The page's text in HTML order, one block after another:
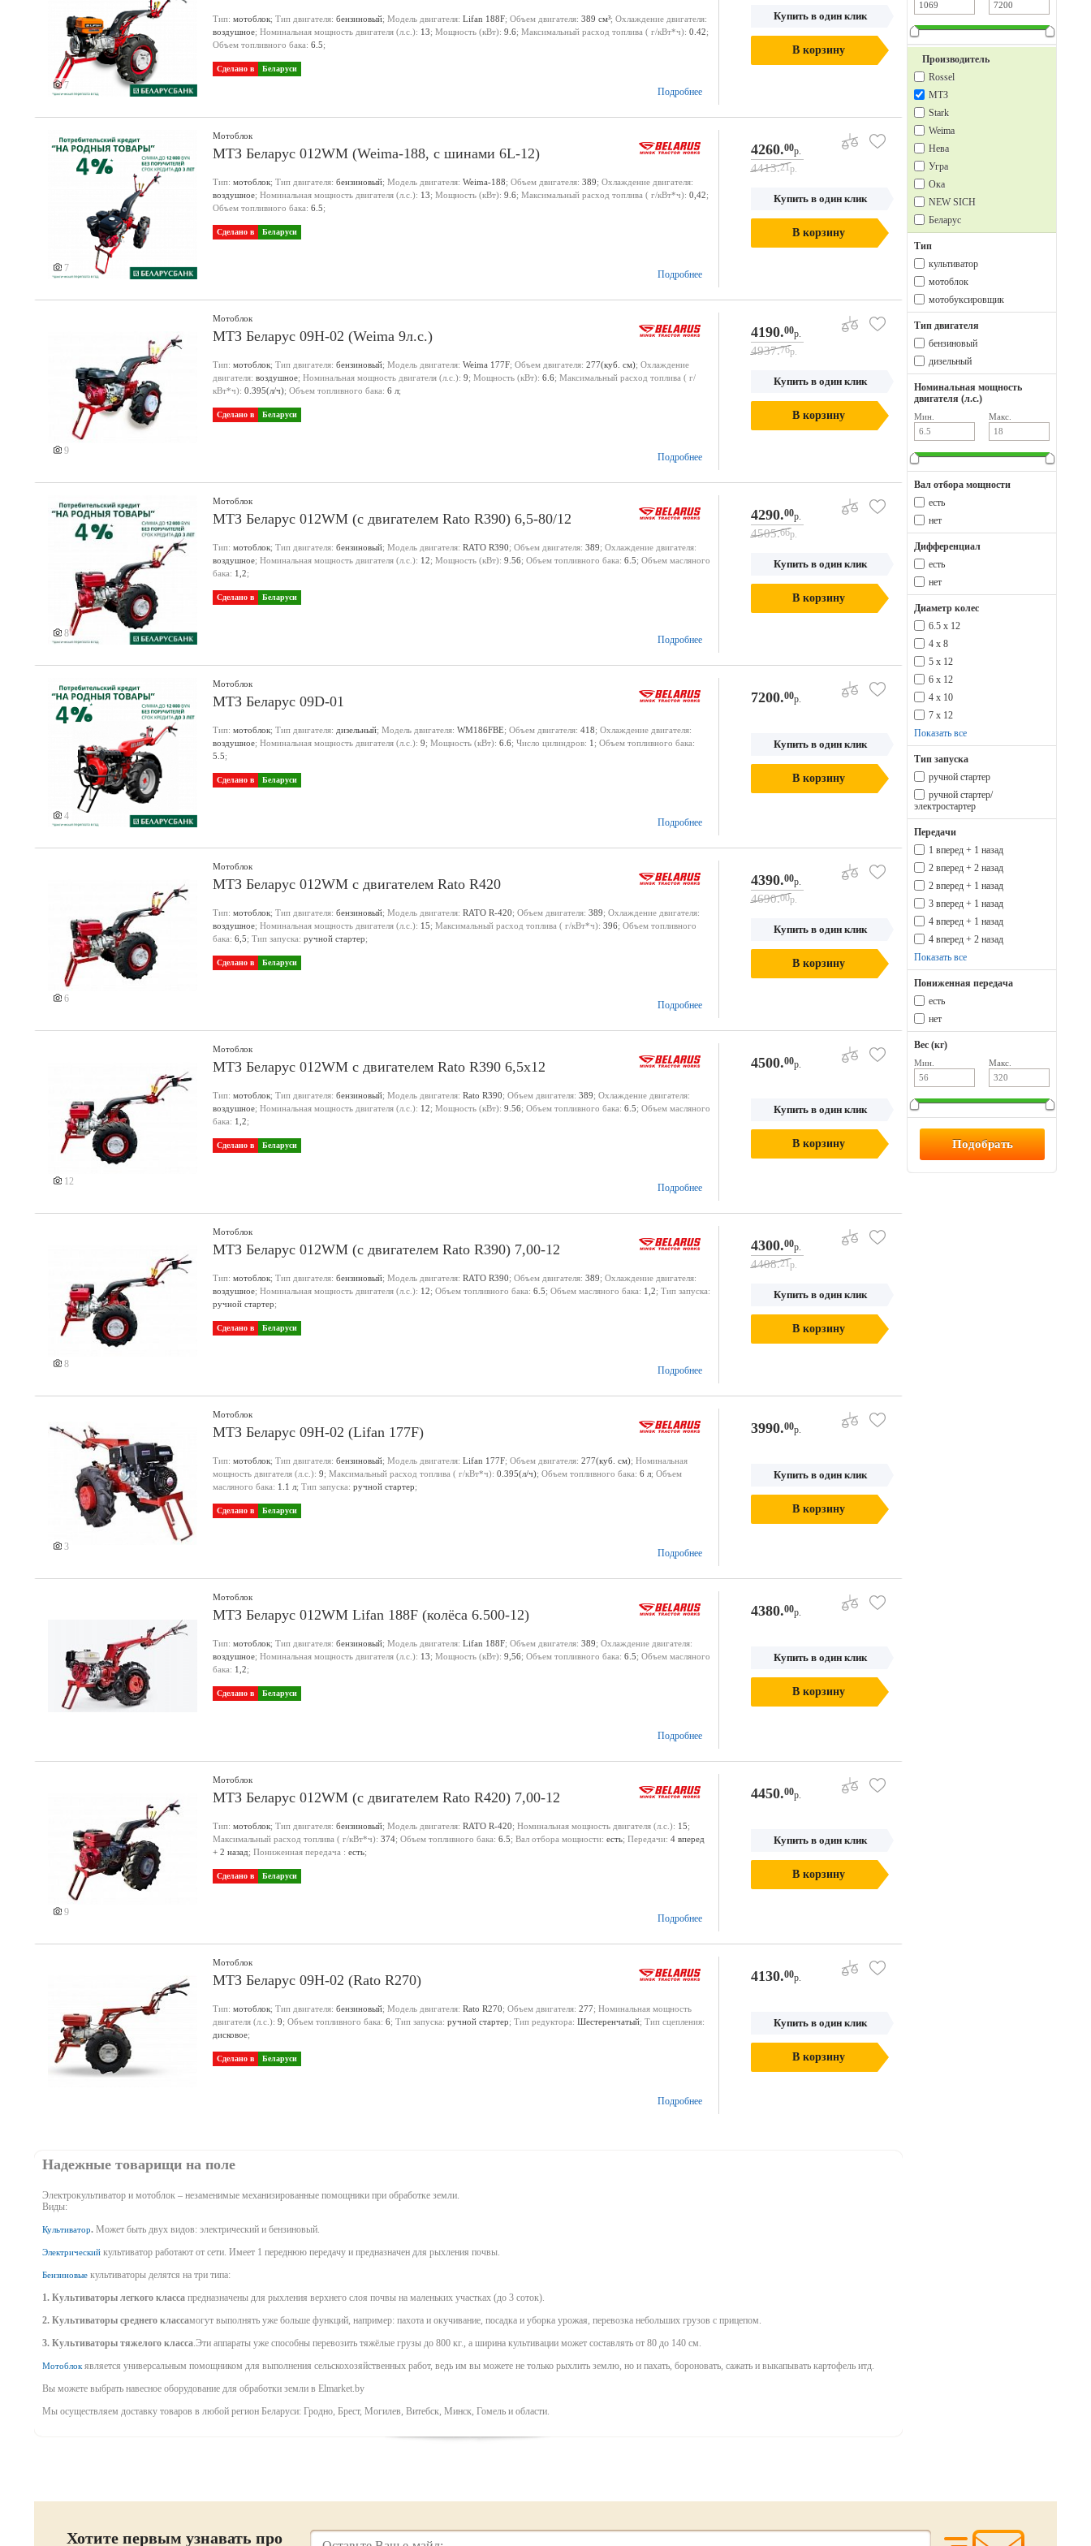
7
Тип: мотоблок; Тип двигателя: бензиновый; Модель двигателя: Lifan 188F; Объем двигателя: 389 см³; Охлаждение двигателя:
воздушное; Номинальная мощность двигателя (л.с.): 13; Мощность (кВт): 9.6; Максимальный расход топлива ( г/кВт*ч): 0.42;
Объем топливного бака: 6.5;
Сделано в Беларуси
Подробнее
Купить в один клик
В корзину
7
Мотоблок
МТЗ Беларус 012WM (Weima-188, с шинами 6L-12)
Тип: мотоблок; Тип двигателя: бензиновый; Модель двигателя: Weima-188; Объем двигателя: 389; Охлаждение двигателя:
воздушное; Номинальная мощность двигателя (л.с.): 13; Мощность (кВт): 9.6; Максимальный расход топлива ( г/кВт*ч): 0,42;
Объем топливного бака: 6.5;
Сделано в Беларуси
Подробнее
4260.00р.
4413.21р.
Купить в один клик
В корзину
9
Мотоблок
МТЗ Беларус 09Н-02 (Weima 9л.с.)
Тип: мотоблок; Тип двигателя: бензиновый; Модель двигателя: Weima 177F; Объем двигателя: 277(куб. см); Охлаждение
двигателя: воздушное; Номинальная мощность двигателя (л.с.): 9; Мощность (кВт): 6.6; Максимальный расход топлива ( г/
кВт*ч): 0.395(л/ч); Объем топливного бака: 6 л;
Сделано в Беларуси
Подробнее
4190.00р.
4937.76р.
Купить в один клик
В корзину
8
Мотоблок
МТЗ Беларус 012WM (с двигателем Rato R390) 6,5-80/12
Тип: мотоблок; Тип двигателя: бензиновый; Модель двигателя: RATO R390; Объем двигателя: 389; Охлаждение двигателя:
воздушное; Номинальная мощность двигателя (л.с.): 12; Мощность (кВт): 9.56; Объем топливного бака: 6.5; Объем масляного
бака: 1,2;
Сделано в Беларуси
Подробнее
4290.00р.
4505.66р.
Купить в один клик
В корзину
4
Мотоблок
МТЗ Беларус 09D-01
Тип: мотоблок; Тип двигателя: дизельный; Модель двигателя: WM186FBE; Объем двигателя: 418; Охлаждение двигателя:
воздушное; Номинальная мощность двигателя (л.с.): 9; Мощность (кВт): 6.6; Число цилиндров: 1 ; Объем топливного бака:
5.5;
Сделано в Беларуси
Подробнее
7200.00р.
Купить в один клик
В корзину
6
Мотоблок
МТЗ Беларус 012WM с двигателем Rato R420
Тип: мотоблок; Тип двигателя: бензиновый; Модель двигателя: RATO R-420; Объем двигателя: 389; Охлаждение двигателя:
воздушное; Номинальная мощность двигателя (л.с.): 15; Максимальный расход топлива ( г/кВт*ч): 396; Объем топливного
бака: 6,5; Тип запуска: ручной стартер;
Сделано в Беларуси
Подробнее
4390.00р.
4690.00р.
Купить в один клик
В корзину
12
Еще 3 фото
Мотоблок
МТЗ Беларус 012WM с двигателем Rato R390 6,5х12
Тип: мотоблок; Тип двигателя: бензиновый; Модель двигателя: Rato R390; Объем двигателя: 389; Охлаждение двигателя:
воздушное; Номинальная мощность двигателя (л.с.): 12; Мощность (кВт): 9.56; Объем топливного бака: 6.5; Объем масляного
бака: 1,2;
Сделано в Беларуси
Подробнее
4500.00р.
Купить в один клик
В корзину
8
Мотоблок
МТЗ Беларус 012WM (с двигателем Rato R390) 7,00-12
Тип: мотоблок; Тип двигателя: бензиновый; Модель двигателя: RATO R390; Объем двигателя: 389; Охлаждение двигателя:
воздушное; Номинальная мощность двигателя (л.с.): 12; Объем топливного бака: 6.5; Объем масляного бака: 1,2; Тип запуска:
ручной стартер;
Сделано в Беларуси
Подробнее
4300.00р.
4408.21р.
Купить в один клик
В корзину
3
Мотоблок
МТЗ Беларус 09Н-02 (Lifan 177F)
Тип: мотоблок; Тип двигателя: бензиновый; Модель двигателя: Lifan 177F; Объем двигателя: 277(куб. см); Номинальная
мощность двигателя (л.с.): 9; Максимальный расход топлива ( г/кВт*ч): 0.395(л/ч); Объем топливного бака: 6 л; Объем
масляного бака: 1.1 л; Тип запуска: ручной стартер;
Сделано в Беларуси
Подробнее
3990.00р.
Купить в один клик
В корзину
Мотоблок
МТЗ Беларус 012WM Lifan 188F (колёса 6.500-12)
Тип: мотоблок; Тип двигателя: бензиновый; Модель двигателя: Lifan 188F; Объем двигателя: 389; Охлаждение двигателя:
воздушное; Номинальная мощность двигателя (л.с.): 13; Мощность (кВт): 9,56; Объем топливного бака: 6.5; Объем масляного
бака: 1,2;
Сделано в Беларуси
Подробнее
4380.00р.
Купить в один клик
В корзину
9
Мотоблок
МТЗ Беларус 012WM (с двигателем Rato R420) 7,00-12
Тип: мотоблок; Тип двигателя: бензиновый; Модель двигателя: RATO R-420; Номинальная мощность двигателя (л.с.): 15;
Максимальный расход топлива ( г/кВт*ч): 374; Объем топливного бака: 6.5; Вал отбора мощности: есть; Передачи: 4 вперед
+ 2 назад; Пониженная передача : есть;
Сделано в Беларуси
Подробнее
4450.00р.
Купить в один клик
В корзину
Мотоблок
МТЗ Беларус 09Н-02 (Rato R270)
Тип: мотоблок; Тип двигателя: бензиновый; Модель двигателя: Rato R270; Объем двигателя: 277; Номинальная мощность
двигателя (л.с.): 9; Объем топливного бака: 6; Тип запуска: ручной стартер; Тип редуктора: Шестеренчатый; Тип сцепления:
дисковое;
Сделано в Беларуси
Подробнее
4130.00р.
Купить в один клик
В корзину
Надежные товарищи на поле
Электрокультиватор и мотоблок – незаменимые механизированные помощники при обработке земли.
Виды:
Культиватор. Может быть двух видов: электрический и бензиновый.
Электрический культиватор работают от сети. Имеет 1 переднюю передачу и предназначен для рыхления почвы.
Бензиновые культиваторы делятся на три типа:
1. Культиваторы легкого класса предназначены для рыхления верхнего слоя почвы на маленьких участках (до 3 соток).
2. Культиваторы среднего классамогут выполнять уже больше функций, например: пахота и окучивание, посадка и уборка урожая, перевозка небольших грузов с прицепом.
3. Культиваторы тяжелого класса.Эти аппараты уже способны перевозить тяжёлые грузы до 800 кг., а ширина культивации может составлять от 80 до 140 см.
Мотоблокявляется универсальным помощником для выполнения сельскохозяйственных работ, ведь им вы можете не только рыхлить землю, но и пахать, бороновать, сажать и выкапывать картофель итд.
Вы можете выбрать навесное оборудование для обработки земли в Elmarket.by
Мы осуществляем доставку товаров в любой регион Беларуси: Гродно, Брест, Могилев, Витебск, Минск, Гомель и области.
Производитель
Rossel
МТЗ
Stark
Weima
Нева
Угра
Ока
NEW SICH
Беларус
Тип
культиватор
мотоблок
мотобуксировщик
Тип двигателя
бензиновый
дизельный
Номинальная мощность
двигателя (л.с.)
Мин. Макс.
Вал отбора мощности
есть
нет
Дифференциал
есть
нет
Диаметр колес
6.5 х 12
4 х 8
5 х 12
6 х 12
4 x 10
7 x 12
Показать все
Тип запуска
ручной стартер
ручной стартер/
электростартер
Передачи
1 вперед + 1 назад
2 вперед + 2 назад
2 вперед + 1 назад
3 вперед + 1 назад
4 вперед + 1 назад
4 вперед + 2 назад
Показать все
Пониженная передача
есть
нет
Вес (кг)
Мин. Макс.
Хотите первым узнавать про